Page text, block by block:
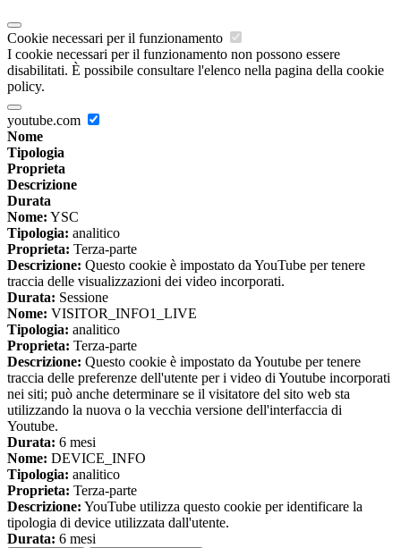
Cookie necessari per il funzionamento
I cookie necessari per il funzionamento non possono essere
disabilitati. È possibile consultare l'elenco nella pagina della cookie
policy.
youtube.com
Nome
Tipologia
Proprieta
Descrizione
Durata
Nome: YSC
Tipologia: analitico
Proprieta: Terza-parte
Descrizione: Questo cookie è impostato da YouTube per tenere
traccia delle visualizzazioni dei video incorporati.
Durata: Sessione
Nome: VISITOR_INFO1_LIVE
Tipologia: analitico
Proprieta: Terza-parte
Descrizione: Questo cookie è impostato da Youtube per tenere
traccia delle preferenze dell'utente per i video di Youtube incorporati
nei siti; può anche determinare se il visitatore del sito web sta
utilizzando la nuova o la vecchia versione dell'interfaccia di
Youtube.
Durata: 6 mesi
Nome: DEVICE_INFO
Tipologia: analitico
Proprieta: Terza-parte
Descrizione: YouTube utilizza questo cookie per identificare la
tipologia di device utilizzata dall'utente.
Durata: 6 mesi